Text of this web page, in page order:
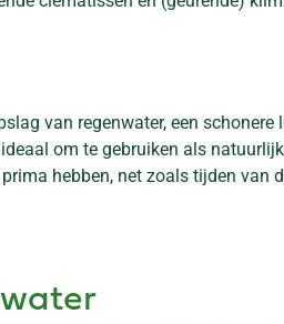
van regenwater, een
om te gebruiken als
hebben, net zoals tijden van